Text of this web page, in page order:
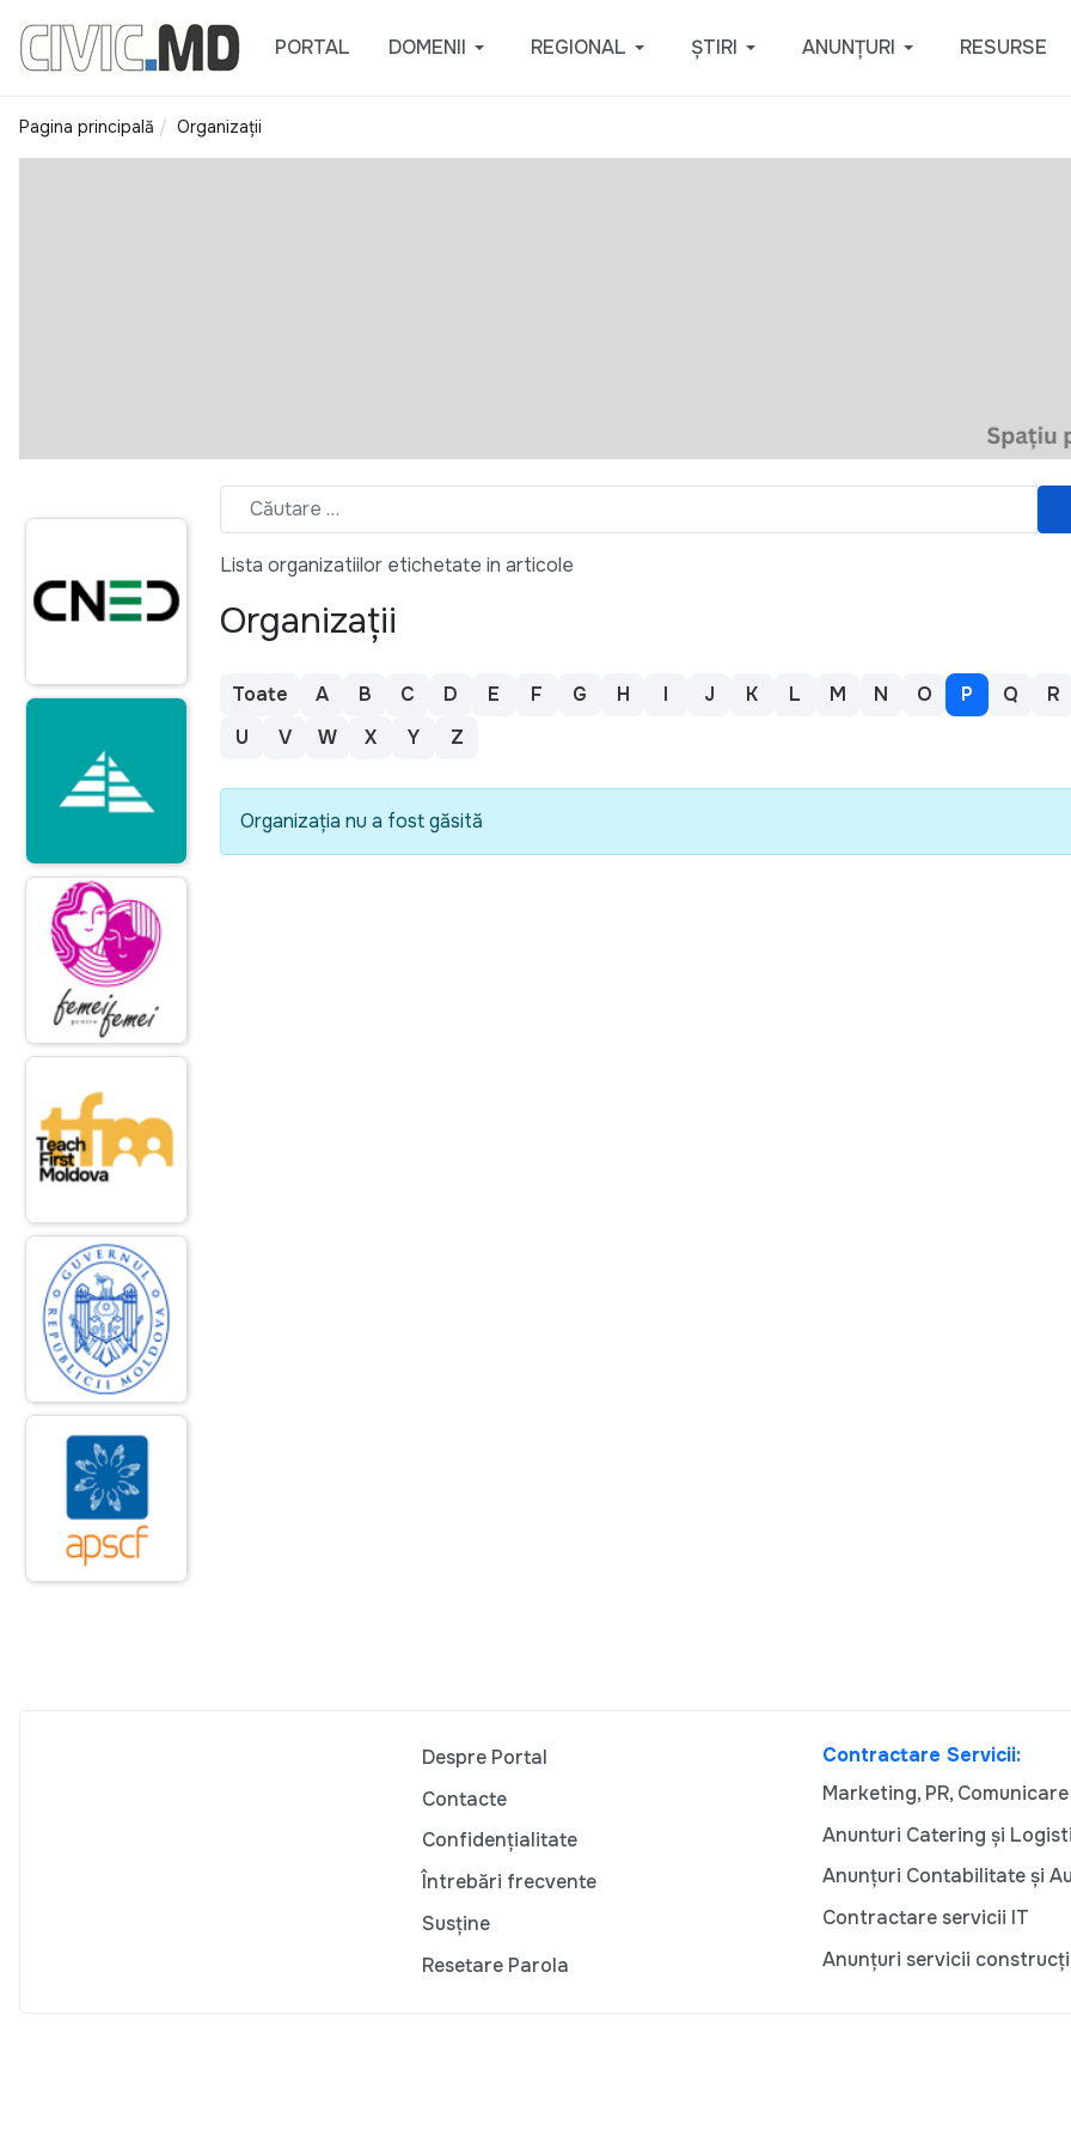
PORTAL DOMENII REGIONAL ȘTIRI ANUNȚURI RESURSE
Pagina principală Organizații
Lista organizatiilor etichetate in articole
Organizații
Toate A B C D E F G H I J K L M N O P Q
R
U
V W X Y Z
Organizația nu a fost găsită
Despre Portal
Contacte
Confidențialitate
Întrebări frecvente
Susține
Resetare Parola
Contractare Servicii:
Marketing, PR, Comunicare
Anunturi Catering și
Anunțuri Contabilitate și
Contractare servicii IT
Anunțuri servicii